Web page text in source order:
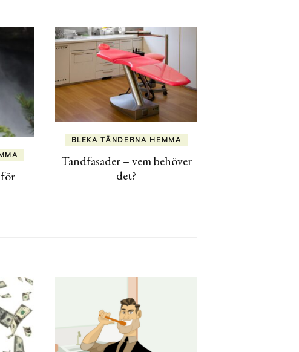
BLEKA TÄNDERNA HEMMA
Tandfasader – vem behöver
det?